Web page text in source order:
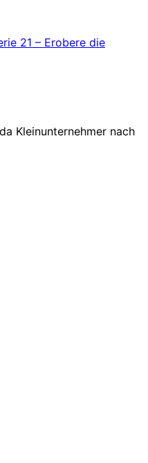
21 – Erobere die
Kleinunternehmer nach